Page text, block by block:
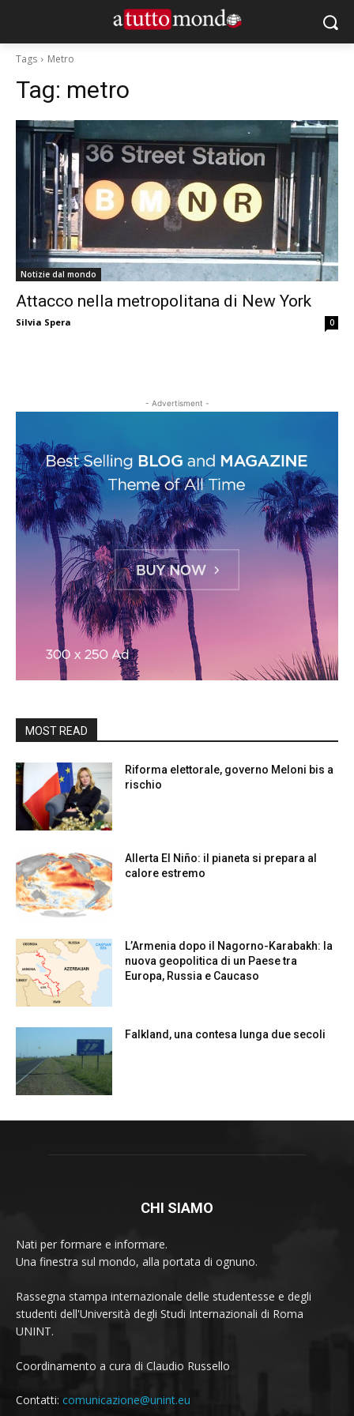
Tags Metro
Tag: metro
Notizie dal mondo
Attacco nella metropolitana di New York
Silvia Spera 0
- Advertisment -
MOST READ
Riforma elettorale, governo Meloni bis a
rischio
Allerta El Niño: il pianeta si prepara al
calore estremo
L’Armenia dopo il Nagorno-Karabakh: la
nuova geopolitica di un Paese tra
Europa, Russia e Caucaso
Falkland, una contesa lunga due secoli
CHI SIAMO
Nati per formare e informare.
Una finestra sul mondo, alla portata di ognuno.
Rassegna stampa internazionale delle studentesse e degli
studenti dell'Università degli Studi Internazionali di Roma
UNINT.
Coordinamento a cura di Claudio Russello
Contatti: comunicazione@unint.eu